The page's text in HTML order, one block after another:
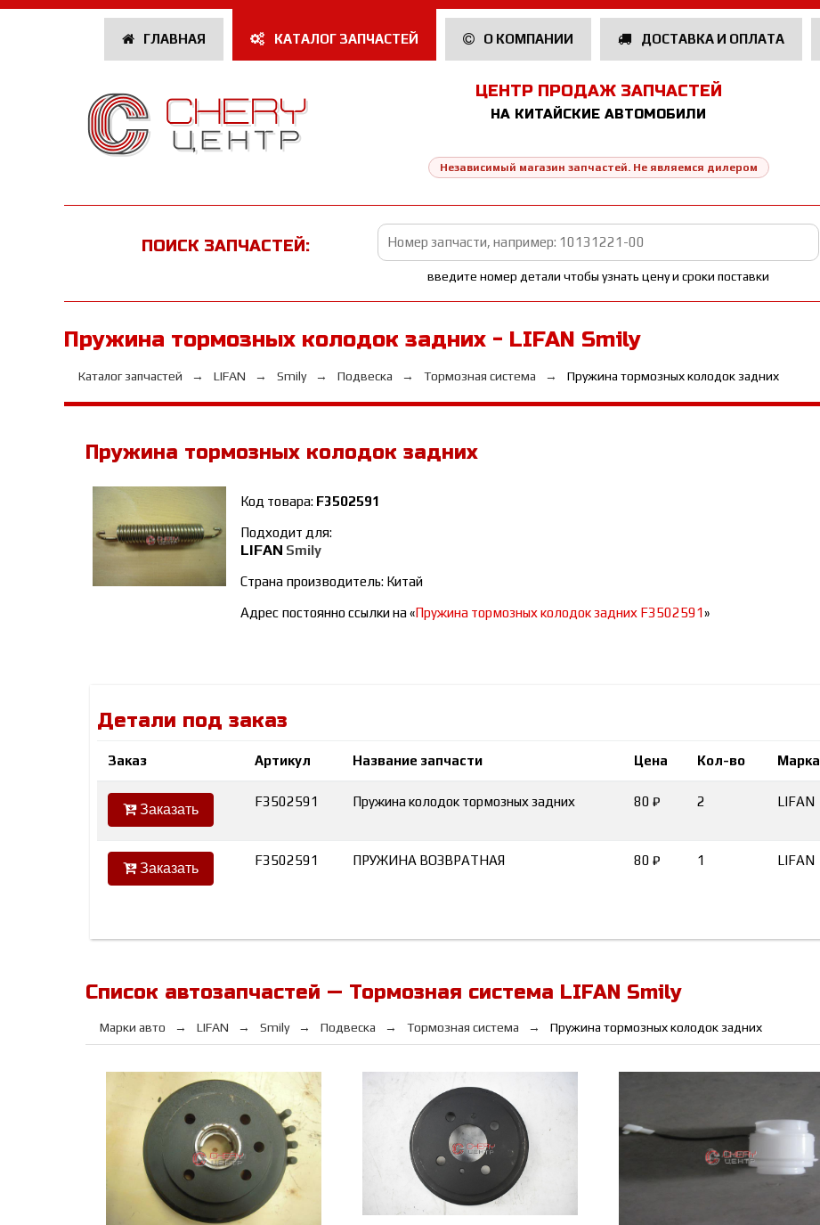
ГЛАВНАЯ КАТАЛОГ ЗАПЧАСТЕЙ О КОМПАНИИ ДОСТАВКА И ОПЛАТА
ЦЕНТР ПРОДАЖ ЗАПЧАСТЕЙ
НА КИТАЙСКИЕ АВТОМОБИЛИ
Независимый магазин запчастей. Не являемся дилером
ПОИСК ЗАПЧАСТЕЙ:
введите номер детали чтобы узнать цену и сроки поставки
Пружина тормозных колодок задних - LIFAN Smily
Каталог запчастей LIFAN Smily Подвеска Тормозная система Пружина тормозных колодок задних
Пружина тормозных колодок задних
Код товара: F3502591
Подходит для:
LIFAN Smily
Страна производитель: Китай
Адрес постоянно ссылки на «Пружина тормозных колодок задних F3502591»
Детали под заказ
Заказ Артикул Название запчасти Цена Кол-во Марка
Заказать
F3502591 Пружина колодок тормозных задних 80 ₽ 2 LIFAN
Заказать
F3502591 ПРУЖИНА ВОЗВРАТНАЯ 80 ₽ 1 LIFAN
Список автозапчастей — Тормозная система LIFAN Smily
Марки авто LIFAN Smily Подвеска Тормозная система Пружина тормозных колодок задних